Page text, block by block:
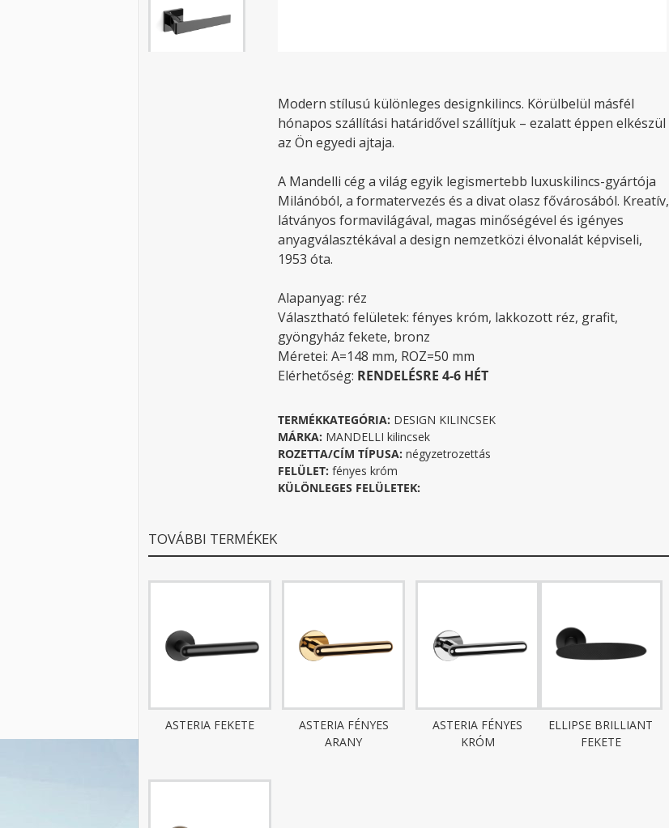
Modern stílusú különleges designkilincs. Körülbelül másfél
hónapos szállítási határidővel szállítjuk – ezalatt éppen elkészül
az Ön egyedi ajtaja.
A Mandelli cég a világ egyik legismertebb luxuskilincs-gyártója
Milánóból, a formatervezés és a divat olasz fővárosából. Kreatív,
látványos formavilágával, magas minőségével és igényes
anyagválasztékával a design nemzetközi élvonalát képviseli,
1953 óta.
Alapanyag: réz
Választható felületek: fényes króm, lakkozott réz, grafit,
gyöngyház fekete, bronz
Méretei: A=148 mm, ROZ=50 mm
Elérhetőség: RENDELÉSRE 4-6 HÉT
TERMÉKKATEGÓRIA: DESIGN KILINCSEK
MÁRKA: MANDELLI kilincsek
ROZETTA/CÍM TÍPUSA: négyzetrozettás
FELÜLET: fényes króm
KÜLÖNLEGES FELÜLETEK:
TOVÁBBI TERMÉKEK
ASTERIA FEKETE
ASTERIA FÉNYES
ARANY
ASTERIA FÉNYES
KRÓM
ELLIPSE BRILLIANT
FEKETE